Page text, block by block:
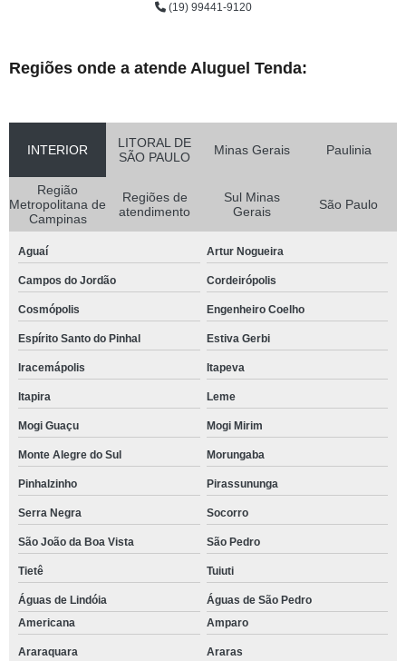
(19) 99441-9120
Regiões onde a atende Aluguel Tenda:
INTERIOR
LITORAL DE
SÃO PAULO
Minas Gerais Paulinia
Região
Metropolitana de
Campinas
Regiões de
atendimento
Sul Minas
Gerais
São Paulo
Aguaí Artur Nogueira
Campos do Jordão Cordeirópolis
Cosmópolis Engenheiro Coelho
Espírito Santo do Pinhal Estiva Gerbi
Iracemápolis Itapeva
Itapira Leme
Mogi Guaçu Mogi Mirim
Monte Alegre do Sul Morungaba
Pinhalzinho Pirassununga
Serra Negra Socorro
São João da Boa Vista São Pedro
Tietê Tuiuti
Águas de Lindóia
Águas de São Pedro
Americana
Amparo
Araraquara Araras